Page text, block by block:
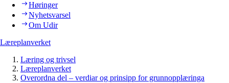
Høringer
Nyhetsvarsel
Om Udir
Læreplanverket
Læring og trivsel
Læreplanverket
Overordna del – verdiar og prinsipp for grunnopplæringa